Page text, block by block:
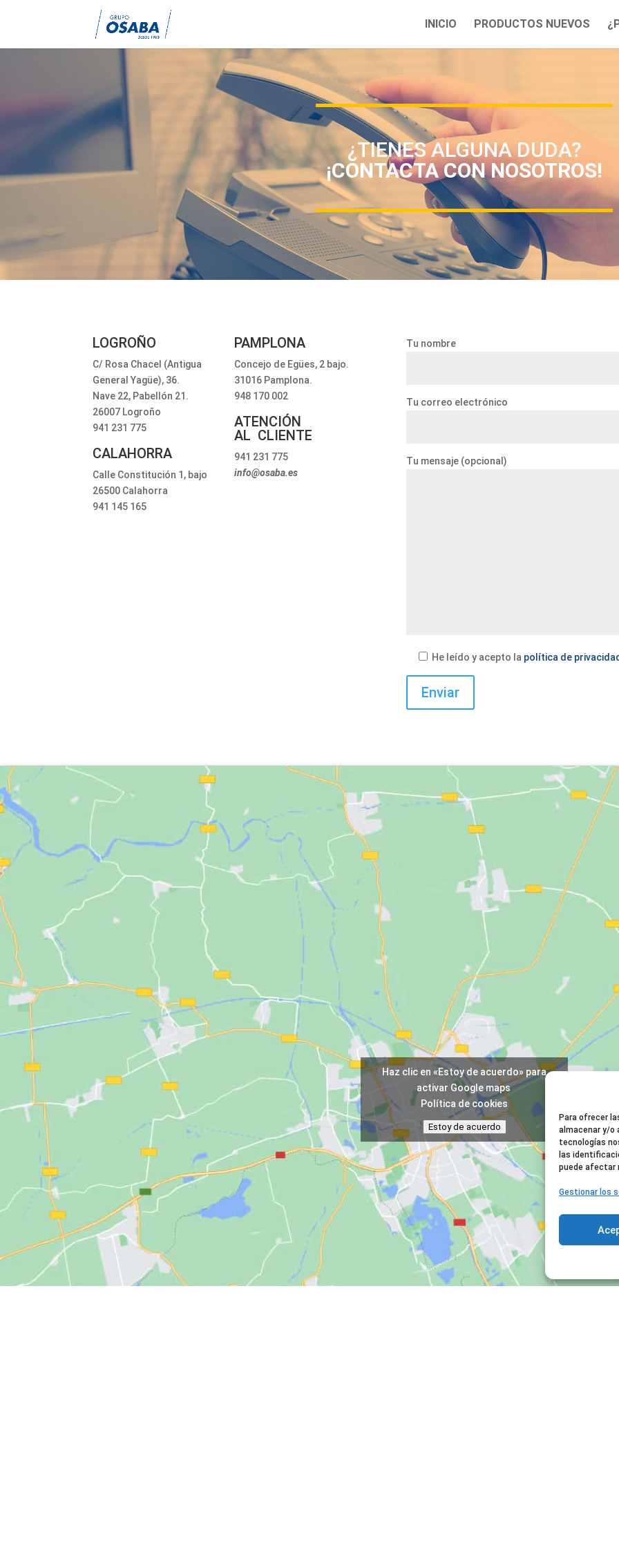
Para ofrecer
almacenar y/o
tecnologías
las
puede afectar
Gestionar los
INICIO PRODUCTOS NUEVOS
¿TIENES ALGUNA DUDA?
¡CONTACTA CON NOSOTROS!
LOGROÑO
C/ Rosa Chacel (Antigua
General Yagüe), 36.
Nave 22, Pabellón 21.
26007 Logroño
941 231 775
CALAHORRA
Calle Constitución 1, bajo
26500 Calahorra
941 145 165
PAMPLONA
Concejo de Egües, 2 bajo.
31016 Pamplona.
948 170 002
ATENCIÓN
AL CLIENTE
941 231 775
info@osaba.es
Tu nombre
Tu correo electrónico
Tu mensaje (opcional)
He leído y acepto la política de
Enviar
Haz clic en «Estoy de acuerdo» para
activar Google maps
Política de cookies
Estoy de acuerdo